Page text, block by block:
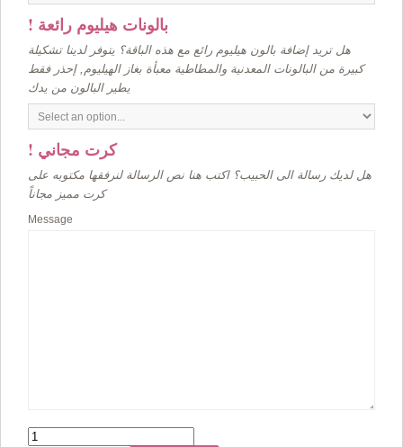
! بالونات هيليوم رائعة
هل تريد إضافة بالون هيليوم رائع مع هذه الباقة؟ يتوفر لدينا تشكيلة
كبيرة من البالونات المعدنية والمطاطية معبأة بغاز الهيليوم, إحذر فقط
يطير البالون من يدك
! كرت مجاني
هل لديك رسالة الى الحبيب؟ اكتب هنا نص الرسالة لنرفقها مكتوبه على
كرت مميز مجاناً
Message
Quantity